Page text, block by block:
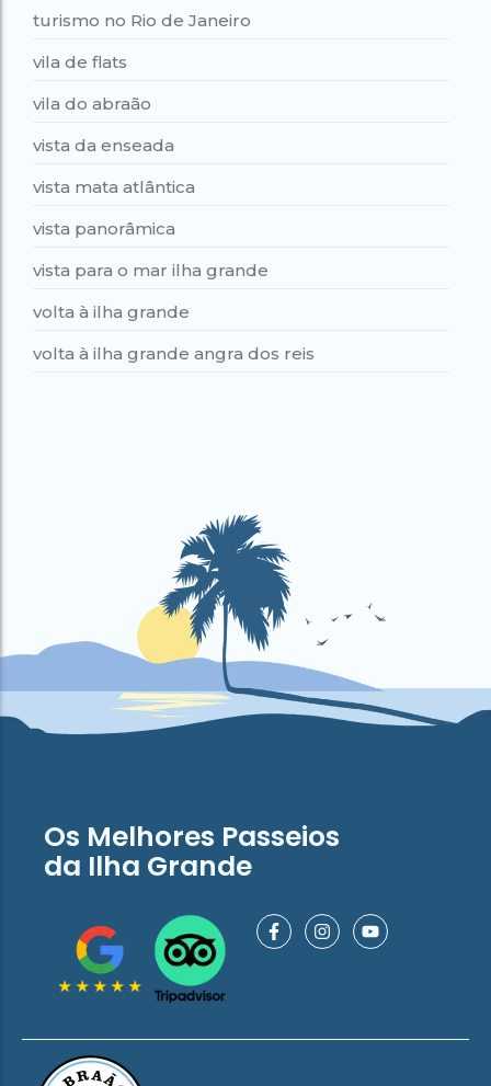
turismo no Rio de Janeiro
vila de flats
vila do abraão
vista da enseada
vista mata atlântica
vista panorâmica
vista para o mar ilha grande
volta à ilha grande
volta à ilha grande angra dos reis
Os Melhores Passeios
da Ilha Grande